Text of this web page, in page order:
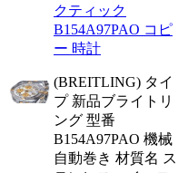
クティック
B154A97PAO コピ
ー 時計
(BREITLING) タイ
プ 新品ブライトリ
ング 型番
B154A97PAO 機械
自動巻き 材質名 ス